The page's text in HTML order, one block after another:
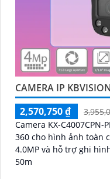
CAMERA IP
2,570,750 ₫
Camera KX-
360 cho hình ảnh toàn
4.0MP và hỗ trợ ghi
50m